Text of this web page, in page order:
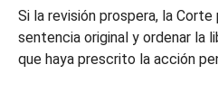
Si la revisión prospera, la
sentencia original y ordenar la
que haya prescrito la acción